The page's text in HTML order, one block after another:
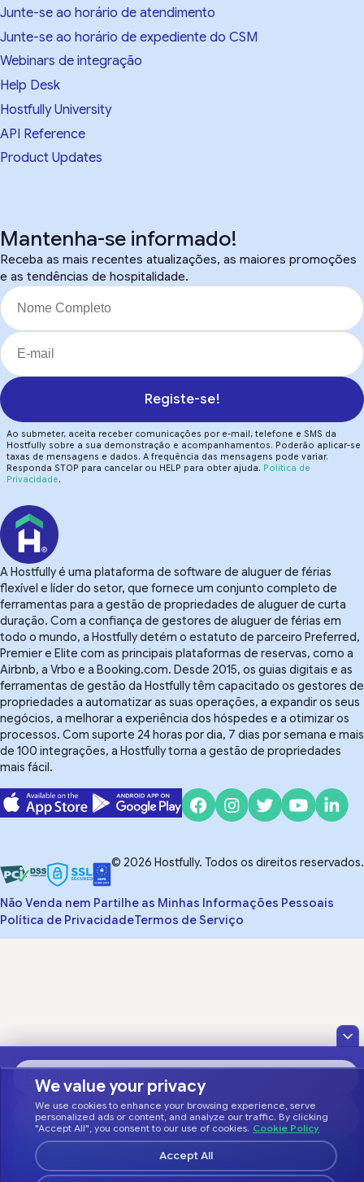
We value your privacy
We use cookies to enhance your browsing experience, serve
personalized ads or content, and analyze our traffic. By clicking
"Accept All", you consent to our use of cookies. Cookie Policy
Accept All
Junte-se ao horário de atendimento
Junte-se ao horário de expediente do CSM
Webinars de integração
Help Desk
Hostfully University
API Reference
Product Updates
Mantenha-se informado!
Receba as mais recentes atualizações, as maiores promoções
e as tendências de hospitalidade.
Registe-se!
Ao submeter, aceita receber comunicações por e-mail, telefone e SMS da
Hostfully sobre a sua demonstração e acompanhamentos. Poderão aplicar-se
taxas de mensagens e dados. A frequência das mensagens pode variar.
Responda STOP para cancelar ou HELP para obter ajuda. Política de
Privacidade.
A Hostfully é uma plataforma de software de aluguer de férias
flexível e líder do setor, que fornece um conjunto completo de
ferramentas para a gestão de propriedades de aluguer de curta
duração. Com a confiança de gestores de aluguer de férias em
todo o mundo, a Hostfully detém o estatuto de parceiro Preferred,
Premier e Elite com as principais plataformas de reservas, como a
Airbnb, a Vrbo e a Booking.com. Desde 2015, os guias digitais e as
ferramentas de gestão da Hostfully têm capacitado os gestores de
propriedades a automatizar as suas operações, a expandir os seus
negócios, a melhorar a experiência dos hóspedes e a otimizar os
processos. Com suporte 24 horas por dia, 7 dias por semana e mais
de 100 integrações, a Hostfully torna a gestão de propriedades
mais fácil.
© 2026 Hostfully. Todos os direitos reservados.
Não Venda nem Partilhe as Minhas Informações Pessoais
Política de PrivacidadeTermos de Serviço